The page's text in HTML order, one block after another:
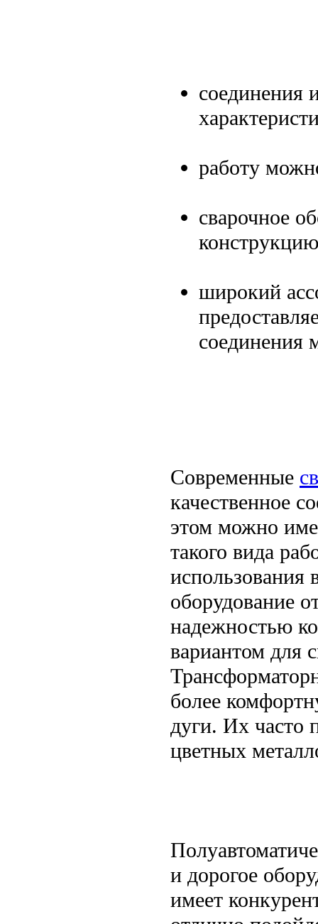
соединения
работу
сварочное
широкий
соединения
Современные
качественное
этом можно
такого вида
использования
оборудование
надежностью
вариантом для
более
дуги. Их часто
цветных
и дорогое
имеет